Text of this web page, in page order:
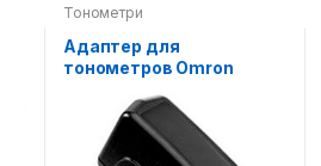
Тонометри
Адаптер для
тонометров Omron